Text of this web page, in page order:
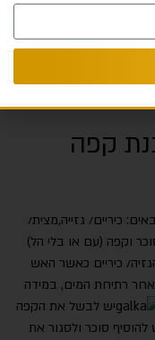
קפה וארומה עם ניחוח
דרך מקצועית להכנת
קפה בפינג’ן, אשר
ממכונה ייעודית.
קפה
כיריים/ גזייה,מצית/
וקפה (עם או בלי הל)
כיריים כאשר האש
רתיחת המים, במידה
יש לבשל את הקפה
סוכר ולסגור את